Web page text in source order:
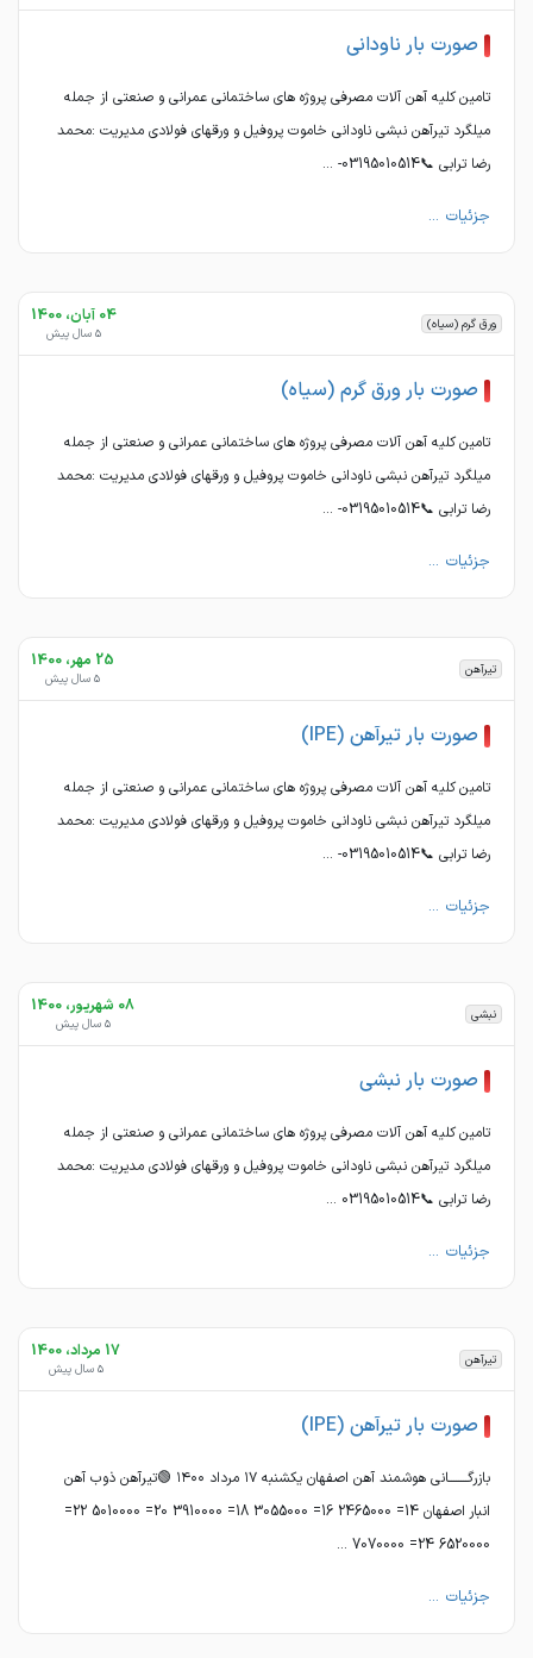
صورت بار ناودانی
تامین کلیه آهن آلات مصرفی پروژه های ساختمانی عمرانی و صنعتی از جمله
میلگرد تیرآهن نبشی ناودانی خاموت پروفیل و ورقهای فولادی مدیریت :محمد
رضا ترابی 📞03195010514- ...
جزئیات ...
ورق گرم (سیاه) 04 آبان، 1400
5 سال پیش
صورت بار ورق گرم (سیاه)
تامین کلیه آهن آلات مصرفی پروژه های ساختمانی عمرانی و صنعتی از جمله
میلگرد تیرآهن نبشی ناودانی خاموت پروفیل و ورقهای فولادی مدیریت :محمد
رضا ترابی 📞03195010514- ...
جزئیات ...
تیرآهن 25 مهر، 1400
5 سال پیش
صورت بار تیرآهن (IPE)
تامین کلیه آهن آلات مصرفی پروژه های ساختمانی عمرانی و صنعتی از جمله
میلگرد تیرآهن نبشی ناودانی خاموت پروفیل و ورقهای فولادی مدیریت :محمد
رضا ترابی 📞03195010514- ...
جزئیات ...
نبشی 08 شهریور، 1400
5 سال پیش
صورت بار نبشی
تامین کلیه آهن آلات مصرفی پروژه های ساختمانی عمرانی و صنعتی از جمله
میلگرد تیرآهن نبشی ناودانی خاموت پروفیل و ورقهای فولادی مدیریت :محمد
رضا ترابی 📞03195010514 ...
جزئیات ...
تیرآهن 17 مرداد، 1400
5 سال پیش
صورت بار تیرآهن (IPE)
بازرگــــــــانی هوشمند آهن اصفهان یکشنبه ١٧ مرداد ١۴٠٠ 🟢تیرآهن ذوب آهن
انبار اصفهان 14= 2465000 16= 3055000 18= 3910000 20= 5010000 22=
6520000 24= 7070000 ...
جزئیات ...